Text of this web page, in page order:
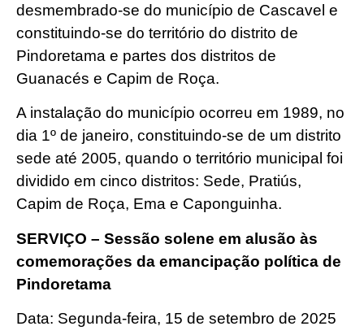
desmembrado-se do município de Cascavel e
constituindo-se do território do distrito de
Pindoretama e partes dos distritos de
Guanacés e Capim de Roça.
A instalação do município ocorreu em 1989, no
dia 1º de janeiro, constituindo-se de um distrito
sede até 2005, quando o território municipal foi
dividido em cinco distritos: Sede, Pratiús,
Capim de Roça, Ema e Caponguinha.
SERVIÇO – Sessão solene em alusão às
comemorações da emancipação política de
Pindoretama
Data: Segunda-feira, 15 de setembro de 2025